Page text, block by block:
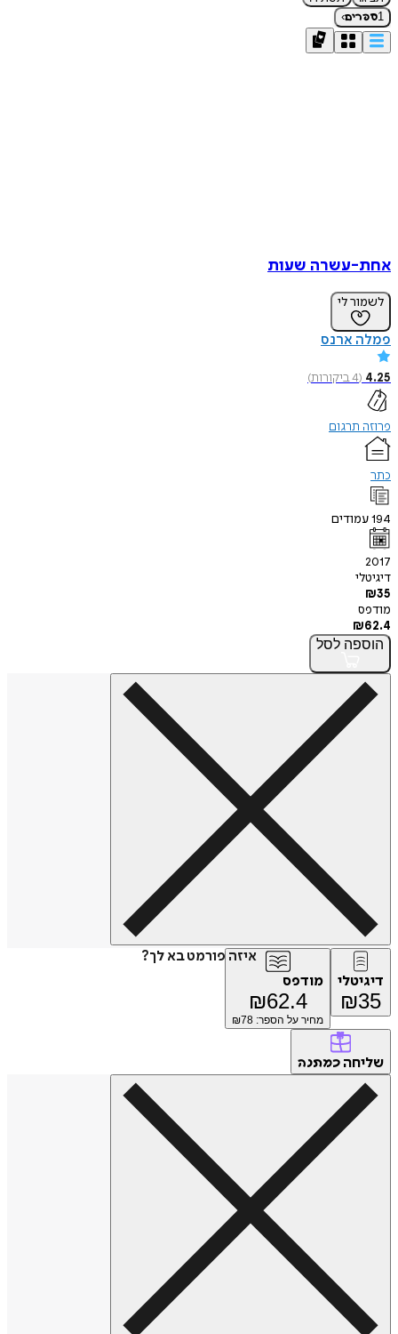
1ספרים›
אחת-עשרה שעות
לשמור לי
פמלה ארנס
4.25
(
4ביקורות)
פרוזה תרגום
כתר
194עמודים
2017
דיגיטלי
₪35
מודפס
₪62.4
הוספה לסל
איזה פורמט בא לך?
דיגיטלי
₪35
מודפס
₪62.4
מחיר על הספר: ₪ 78
שליחה כמתנה